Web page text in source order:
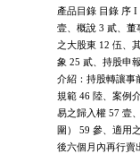
產品目錄 目錄 序
壹、概說 3 貳、董
之大股東 12 伍、
象 25 貳、持股申
介紹：持股轉讓事
規範 46 陸、案例
易之歸入權 57 壹
圍） 59 參、適用
後六個月內再行賣